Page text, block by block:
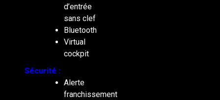
d’entrée
sans clef
Bluetooth
Virtual
cockpit
Sécurité :
Alerte
franchissement